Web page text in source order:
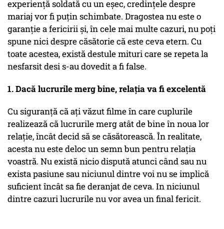
experiență soldată cu un eșec, credințele despre
mariaj vor fi puțin schimbate. Dragostea nu este o
garanție a fericirii și, în cele mai multe cazuri, nu poți
spune nici despre căsătorie că este ceva etern. Cu
toate acestea, există destule mituri care se repeta la
nesfarsit desi s-au dovedit a fi false.
1. Dacă lucrurile merg bine, relația va fi excelentă
Cu siguranță că ați văzut filme în care cuplurile
realizează că lucrurile merg atât de bine în noua lor
relație, încât decid să se căsătorească. În realitate,
acesta nu este deloc un semn bun pentru relația
voastră. Nu există nicio dispută atunci când sau nu
exista pasiune sau niciunul dintre voi nu se implică
suficient încât sa fie deranjat de ceva. In niciunul
dintre cazuri lucrurile nu vor avea un final fericit.